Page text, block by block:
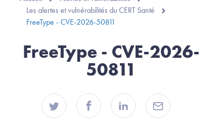
Les alertes et vulnérabilités du CERT Santé
FreeType - CVE-2026-50811
FreeType - CVE-2026-
50811